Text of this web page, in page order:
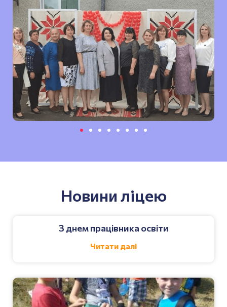
Новини ліцею
З днем працівника освіти
Читати далі